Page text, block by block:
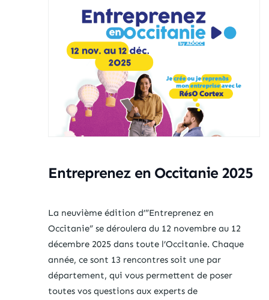
Entreprenez en Occitanie 2025
La neuvième édition d’”Entreprenez en
Occitanie” se déroulera du 12 novembre au 12
décembre 2025 dans toute l’Occitanie. Chaque
année, ce sont 13 rencontres soit une par
département, qui vous permettent de poser
toutes vos questions aux experts de